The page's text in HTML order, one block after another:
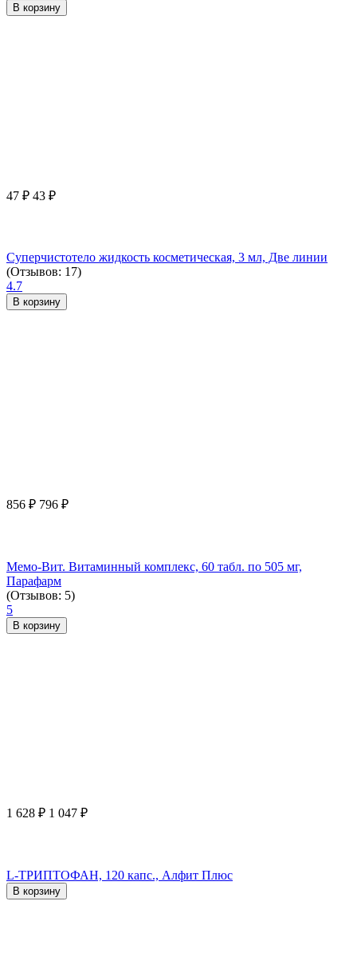
В корзину
47 ₽ 43 ₽
Суперчистотело жидкость косметическая, 3 мл, Две линии
(Отзывов: 17)
4.7
В корзину
856 ₽ 796 ₽
Мемо-Вит. Витаминный комплекс, 60 табл. по 505 мг,
Парафарм
(Отзывов: 5)
5
В корзину
1 628 ₽ 1 047 ₽
L-ТРИПТОФАН, 120 капс., Алфит Плюс
В корзину